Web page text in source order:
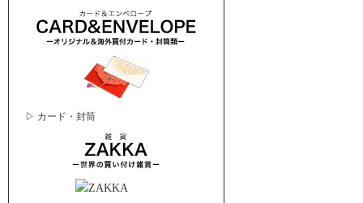
▷ カード・封筒